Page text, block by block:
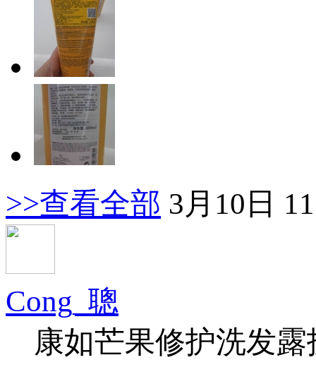
>>查看全部 3月10日
Cong_聰
康如芒果修护洗发露